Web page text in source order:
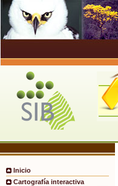
Inicio
Cartografía interactiva